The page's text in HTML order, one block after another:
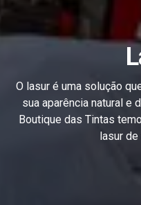
O lasur é uma solução
sua aparência natural e
Boutique das Tintas
lasur de